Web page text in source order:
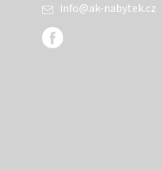
info@ak-nabytek.cz